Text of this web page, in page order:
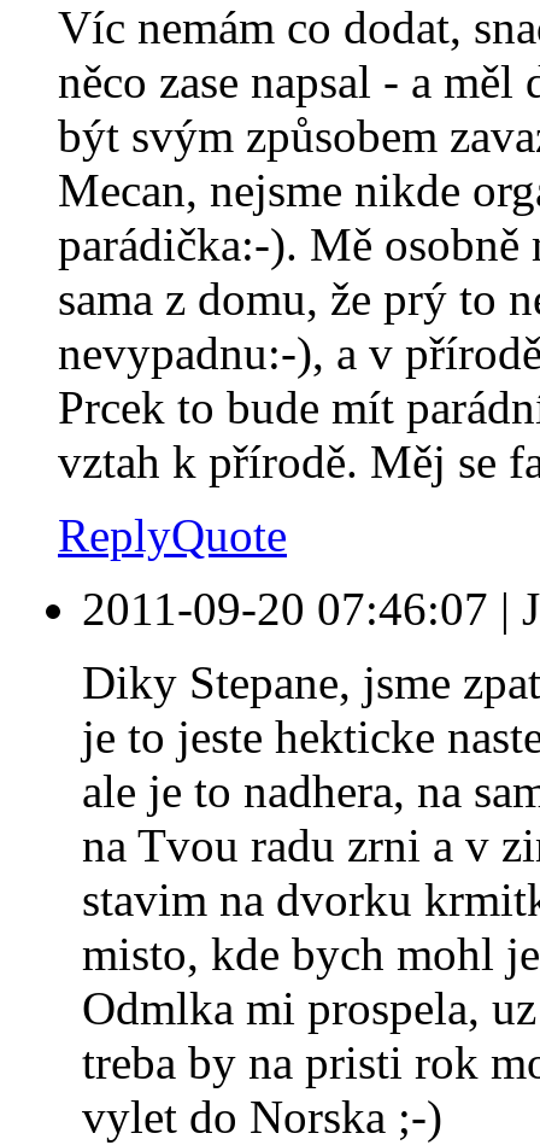
Víc nemám co dodat,
něco zase napsal - a
být svým způsobem
Mecan, nejsme nikde
parádička:-). Mě osobně
sama z domu, že prý to
nevypadnu:-), a v
Prcek to bude mít
vztah k přírodě. Měj se
ReplyQuote
2011-09-20 07:46:07 |
Diky Stepane, jsme
je to jeste hekticke
ale je to nadhera, na
na Tvou radu zrni a v
stavim na dvorku
misto, kde bych mohl
Odmlka mi prospela,
treba by na pristi rok
vylet do Norska ;-)